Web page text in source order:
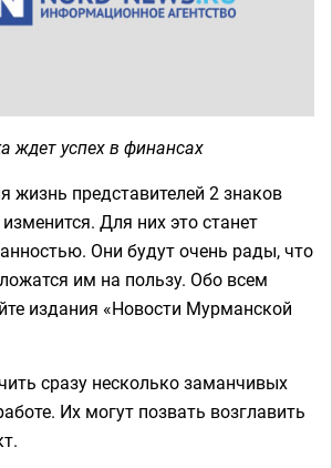
ждет успех в финансах
жизнь представителей 2 знаков
Для них это станет
Они будут очень рады, что
им на пользу. Обо всем
издания «Новости Мурманской
сразу несколько заманчивых
Их могут позвать возглавить